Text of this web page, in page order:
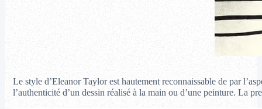
Le style d’Eleanor Taylor est hautement reconnaissable de par
l’authenticité d’un dessin réalisé à la main ou d’une peinture. La